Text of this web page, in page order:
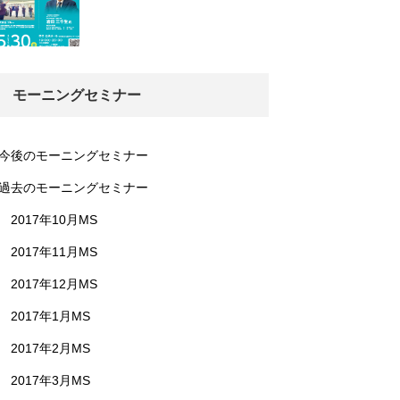
モーニングセミナー
後のモーニングセミナー
去のモーニングセミナー
2017年10月MS
2017年11月MS
2017年12月MS
2017年1月MS
2017年2月MS
2017年3月MS